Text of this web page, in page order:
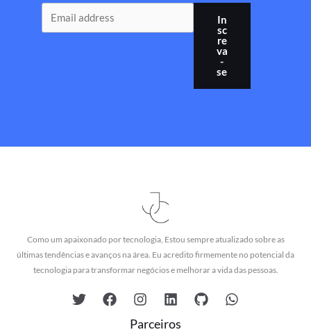
In
sc
re
va
-
se
Como um apaixonado por tecnologia, Estou sempre atualizado sobre as
últimas tendências e avanços na área. Eu acredito firmemente no potencial da
tecnologia para transformar negócios e melhorar a vida das pessoas.
Parceiros